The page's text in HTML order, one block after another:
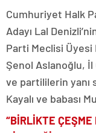
Cumhuriyet Halk
Adayı Lal
Parti Meclisi Üyesi
Şenol Aslanoğlu, İl
ve partililerin yanı
Kayalı ve babası
“BİRLİKTE